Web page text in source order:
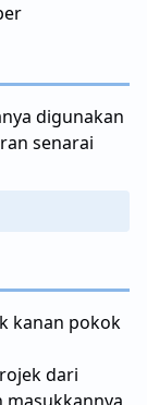
digunakan
senarai
kanan pokok
dari